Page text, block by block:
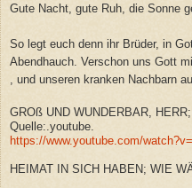
Gute Nacht, gute Ruh, die Sonne
So legt euch denn ihr Brüder, in
Abendhauch. Verschon uns Gott
, und unseren kranken Nachbarn
GROß UND WUNDERBAR,
Quelle:.youtube.
https://www.youtube.com/
HEIMAT IN SICH HABEN; WIE